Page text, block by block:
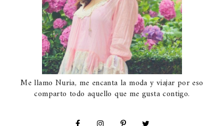
Me llamo Nuria, me encanta la moda y viajar por eso
comparto todo aquello que me gusta contigo.